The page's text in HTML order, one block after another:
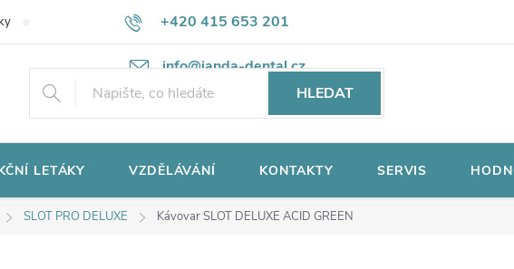
+420 415 653 201
info@janda-dental.cz
Potřebujete poradit? Ochrana osobních údajů
HLEDAT
LETÁKY VZDĚLÁVÁNÍ KONTAKTY SERVIS
SLOT PRO DELUXE Kávovar SLOT DELUXE ACID GREEN